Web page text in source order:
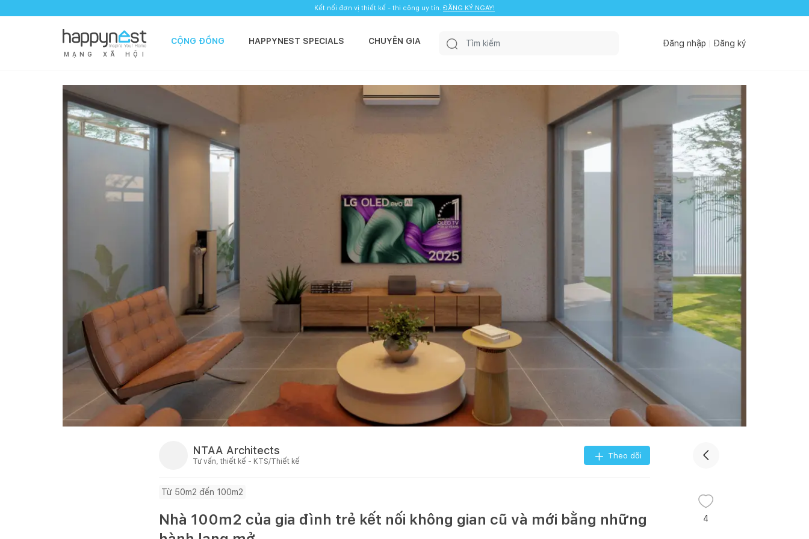
Kết nối đơn vị thiết kế - thi công uy tín. ĐĂNG KÝ NGAY!
M Ạ N G X Ã H Ộ I
CỘNG ĐỒNG HAPPYNEST SPECIALS CHUYÊN GIA Đăng nhập Đăng ký
NTAA Architects
Tư vấn, thiết kế - KTS/Thiết kế
Theo dõi
Từ 50m2 đến 100m2
Nhà 100m2 của gia đình trẻ kết nối không gian cũ và mới bằng những
4